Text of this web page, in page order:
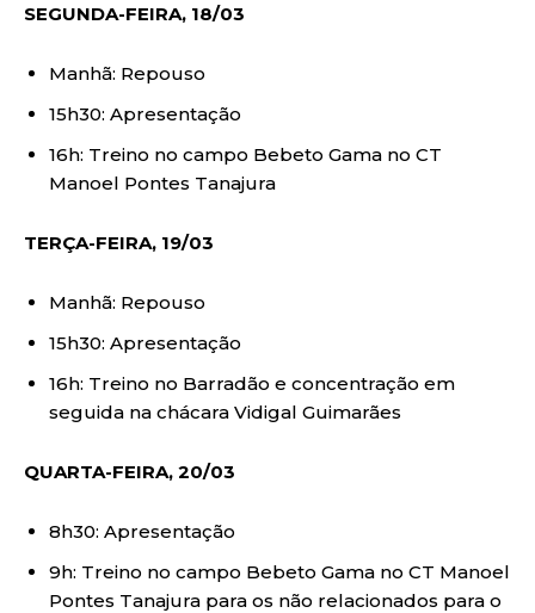
SEGUNDA-FEIRA, 18/03
Manhã: Repouso
15h30: Apresentação
16h: Treino no campo Bebeto Gama no CT
Manoel Pontes Tanajura
TERÇA-FEIRA, 19/03
Manhã: Repouso
15h30: Apresentação
16h: Treino no Barradão e concentração em
seguida na chácara Vidigal Guimarães
QUARTA-FEIRA, 20/03
8h30: Apresentação
9h: Treino no campo Bebeto Gama no CT Manoel
Pontes Tanajura para os não relacionados para o